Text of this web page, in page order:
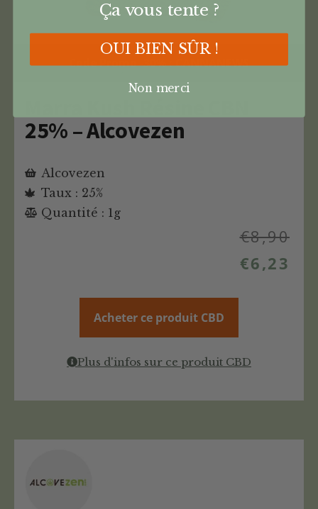
Code Promo -30% : CANNANEWS
25% – Alcovezen
Alcovezen
Taux : 25%
Quantité : 1g
€8,90
€6,23
Acheter ce produit CBD
Plus d'infos sur ce produit CBD
Ça vous tente ?
OUI BIEN SÛR !
Non merci